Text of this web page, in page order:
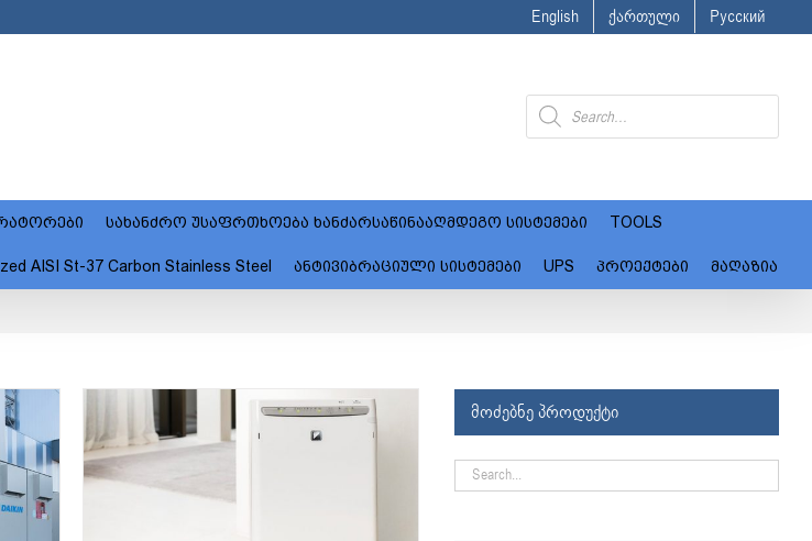
English ქართული Русский
Products
search
სახანძრო უსაფრთხოება ხანძარსაწინააღმდეგო სისტემები TOOLS
AISI St-37 Carbon Stainless Steel ანტივიბრაციული სისტემები UPS პროექტები მაღაზია
მოძებნე პროდუქტი